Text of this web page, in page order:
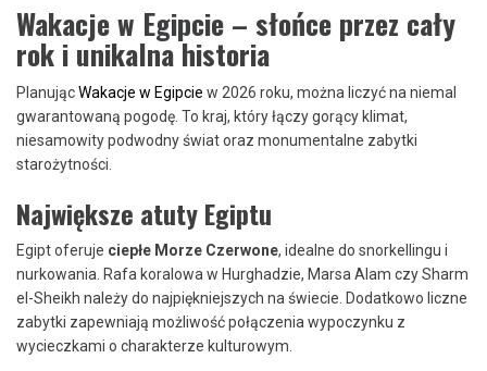
Wakacje w Egipcie – słońce przez cały
rok i unikalna historia
PlanującWakacje w Egipcie w 2026 roku, można liczyć na niemal
gwarantowaną pogodę. To kraj, który łączy gorący klimat,
niesamowity podwodny świat oraz monumentalne zabytki
starożytności.
Największe atuty Egiptu
Egipt oferuje ciepłe Morze Czerwone, idealne do snorkellingu i
nurkowania. Rafa koralowa w Hurghadzie, Marsa Alam czy Sharm
el-Sheikh należy do najpiękniejszych na świecie. Dodatkowo liczne
zabytki zapewniają możliwość połączenia wypoczynku z
wycieczkami o charakterze kulturowym.